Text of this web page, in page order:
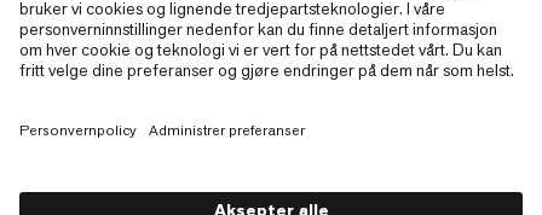
Sitemap
Cookies
Juridisk merknad
Retningslinjer for personvern